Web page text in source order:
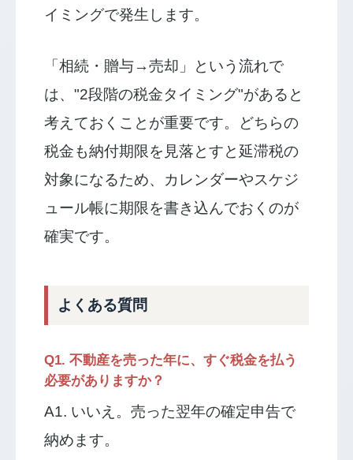
イミングで発生します。
「相続・贈与→売却」という流れで
は、"2段階の税金タイミング"があると
考えておくことが重要です。どちらの
税金も納付期限を見落とすと延滞税の
対象になるため、カレンダーやスケジ
ュール帳に期限を書き込んでおくのが
確実です。
よくある質問
Q1. 不動産を売った年に、すぐ税金を払う
必要がありますか？
A1. いいえ。売った翌年の確定申告で
納めます。